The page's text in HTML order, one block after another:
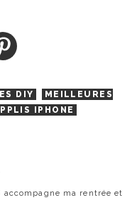
DIY
MEILLEURES
IPHONE
accompagne ma rentrée et